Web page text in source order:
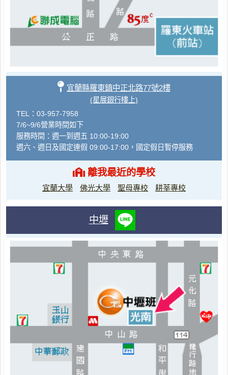
宜蘭縣羅東鎮中正北路77號2樓
(星展銀行樓上)
TEL：03-957-7958
7/6~9/6營業時間如下
服務時間：週一到週五 10:00-19:00
週六、週日及國定連假 09:00-17:00，國定假日暫停服務
離我最近的學校
宜蘭大學 佛光大學 聖母專校 耕莘專校
中壢